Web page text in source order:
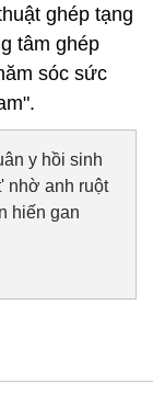
ghép tạng
tâm ghép
sóc sức
y hồi sinh
nhờ anh ruột
hiến gan